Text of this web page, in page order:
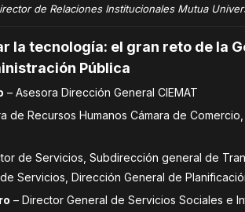
de Relaciones Institucionales Mutua
la tecnología: el gran reto de la
Pública
– Asesora Dirección General CIEMAT
de Recursos Humanos Cámara de
de Servicios, Subdirección general de
Servicios, Dirección General de
– Director General de Servicios Sociales e